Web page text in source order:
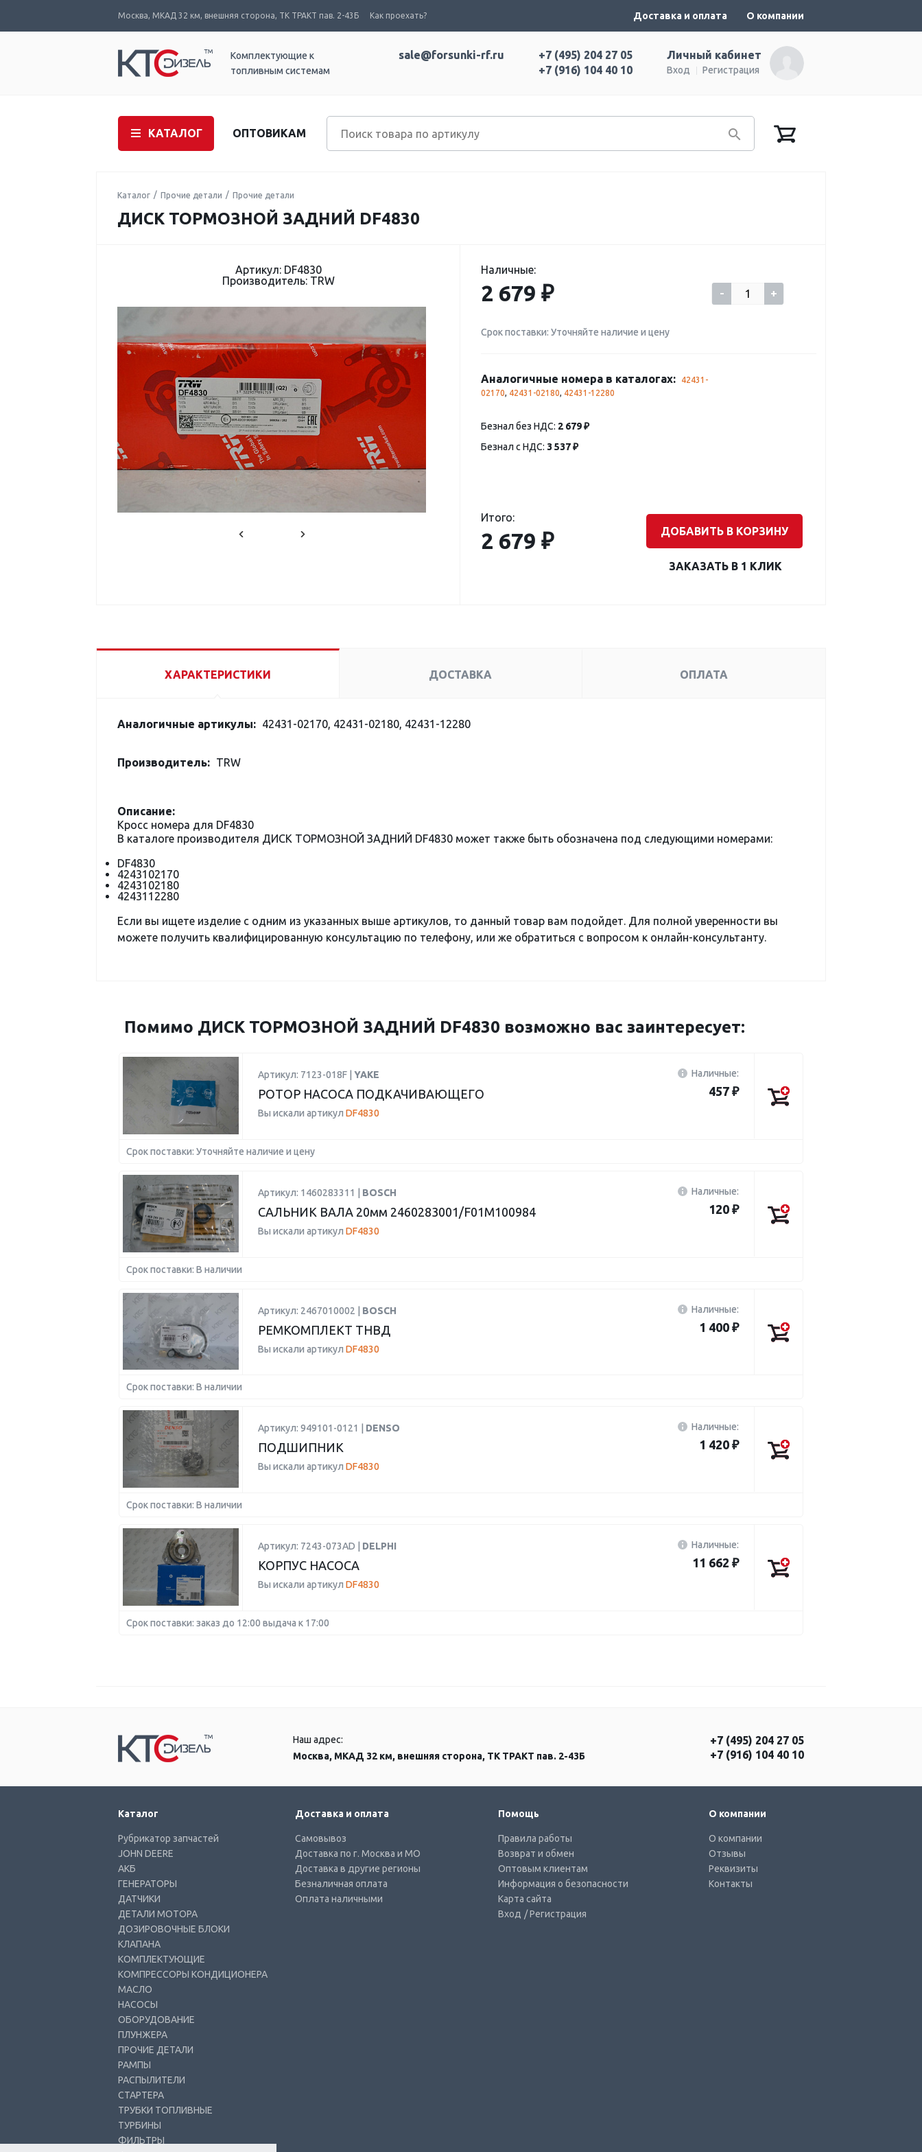
Москва, МКАД 32 км, внешняя сторона, ТК ТРАКТ пав. 2-43Б Как проехать? Доставка и оплата О компании
Комплектующие к
топливным системам
Личный кабинет
Вход Регистрация
+7 (495) 204 27 05
+7 (916) 104 40 10
sale@forsunki-rf.ru
КАТАЛОГ ОПТОВИКАМ
Каталог Прочие детали Прочие детали
ДИСК ТОРМОЗНОЙ ЗАДНИЙ DF4830
Артикул: DF4830
Производитель: TRW
Наличные:
2 679 ₽ - +
Срок поставки: Уточняйте наличие и цену
Аналогичные номера в каталогах:
42431-
02170, 42431-02180, 42431-12280
Безнал без НДС: 2 679 ₽
Безнал с НДС: 3 537 ₽
Итого:
2 679 ₽ ДОБАВИТЬ В КОРЗИНУ
ЗАКАЗАТЬ В 1 КЛИК
ХАРАКТЕРИСТИКИ ДОСТАВКА ОПЛАТА
Аналогичные артикулы: 42431-02170, 42431-02180, 42431-12280
Производитель: TRW
Описание:
Кросс номера для DF4830
В каталоге производителя ДИСК ТОРМОЗНОЙ ЗАДНИЙ DF4830 может также быть обозначена под следующими номерами:
DF4830
4243102170
4243102180
4243112280
Если вы ищете изделие с одним из указанных выше артикулов, то данный товар вам подойдет. Для полной уверенности вы
можете получить квалифицированную консультацию по телефону, или же обратиться с вопросом к онлайн-консультанту.
Помимо ДИСК ТОРМОЗНОЙ ЗАДНИЙ DF4830 возможно вас заинтересует:
Артикул: 7123-018F | YAKE
РОТОР НАСОСА ПОДКАЧИВАЮЩЕГО
Вы искали артикул DF4830
Наличные:
457 ₽
Срок поставки: Уточняйте наличие и цену
Артикул: 1460283311 | BOSCH
САЛЬНИК ВАЛА 20мм 2460283001/F01M100984
Вы искали артикул DF4830
Наличные:
120 ₽
Срок поставки: В наличии
Артикул: 2467010002 | BOSCH
РЕМКОМПЛЕКТ ТНВД
Вы искали артикул DF4830
Наличные:
1 400 ₽
Срок поставки: В наличии
Артикул: 949101-0121 | DENSO
ПОДШИПНИК
Вы искали артикул DF4830
Наличные:
1 420 ₽
Срок поставки: В наличии
Артикул: 7243-073AD | DELPHI
КОРПУС НАСОСА
Вы искали артикул DF4830
Наличные:
11 662 ₽
Срок поставки: заказ до 12:00 выдача к 17:00
Наш адрес:
Москва, МКАД 32 км, внешняя сторона, ТК ТРАКТ пав. 2-43Б
+7 (495) 204 27 05
+7 (916) 104 40 10
Каталог
Рубрикатор запчастей
JOHN DEERE
АКБ
ГЕНЕРАТОРЫ
ДАТЧИКИ
ДЕТАЛИ МОТОРА
ДОЗИРОВОЧНЫЕ БЛОКИ
КЛАПАНА
КОМПЛЕКТУЮЩИЕ
КОМПРЕССОРЫ КОНДИЦИОНЕРА
МАСЛО
НАСОСЫ
ОБОРУДОВАНИЕ
ПЛУНЖЕРА
ПРОЧИЕ ДЕТАЛИ
РАМПЫ
РАСПЫЛИТЕЛИ
СТАРТЕРА
ТРУБКИ ТОПЛИВНЫЕ
ТУРБИНЫ
ФИЛЬТРЫ
Доставка и оплата
Самовывоз
Доставка по г. Москва и МО
Доставка в другие регионы
Безналичная оплата
Оплата наличными
Помощь
Правила работы
Возврат и обмен
Оптовым клиентам
Информация о безопасности
Карта сайта
Вход / Регистрация
О компании
О компании
Отзывы
Реквизиты
Контакты